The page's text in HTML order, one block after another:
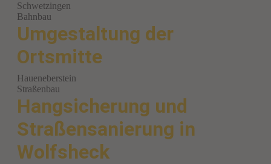
Schwetzingen
Bahnbau
Umgestaltung der
Ortsmitte
Haueneberstein
Straßenbau
Hangsicherung und
Straßensanierung in
Wolfsheck